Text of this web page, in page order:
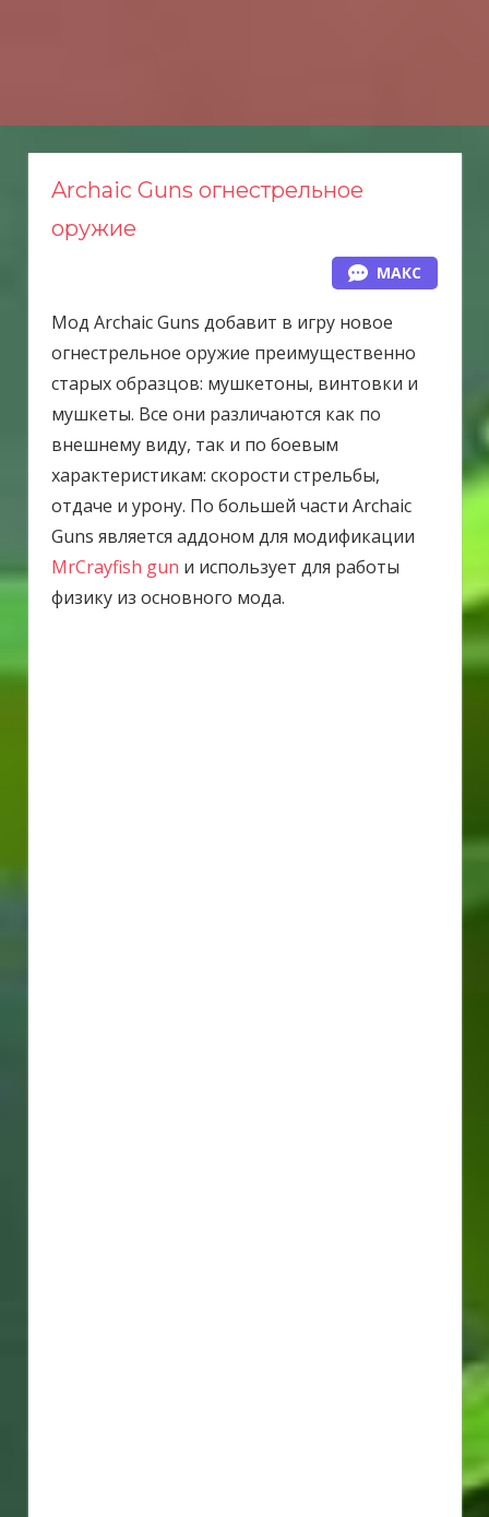
Archaic Guns огнестрельное
оружие
МАКС
Мод Archaic Guns добавит в игру новое
огнестрельное оружие преимущественно
старых образцов: мушкетоны, винтовки и
мушкеты. Все они различаются как по
внешнему виду, так и по боевым
характеристикам: скорости стрельбы,
отдаче и урону. По большей части Archaic
Guns является аддоном для модификации
MrCrayfish gun и использует для работы
физику из основного мода.